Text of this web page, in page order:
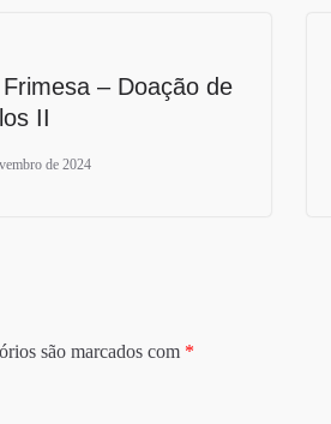
– Doação de
II
de 2024
são marcados com *